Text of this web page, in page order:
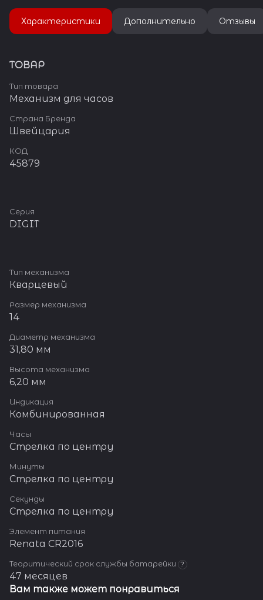
производство.
Характеристики Дополнительно Отзывы
ТОВАР
Тип товара
Механизм для часов
Страна Бренда
Швейцария
КОД
45879
Серия
DIGIT
Тип механизма
Кварцевый
Размер механизма
14
Диаметр механизма
31,80 мм
Высота механизма
6,20 мм
Индикация
Комбинированная
Часы
Стрелка по центру
Минуты
Стрелка по центру
Секунды
Стрелка по центру
Элемент питания
Renata CR2016
Теоритический срок службы батарейки ?
47 месяцев
Вам также может понравиться